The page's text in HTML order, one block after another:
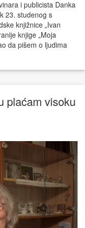
i publicista Danka
23. studenog s
knjižnice „Ivan
knjige „Moja
da pišem o ljudima
plaćam visoku